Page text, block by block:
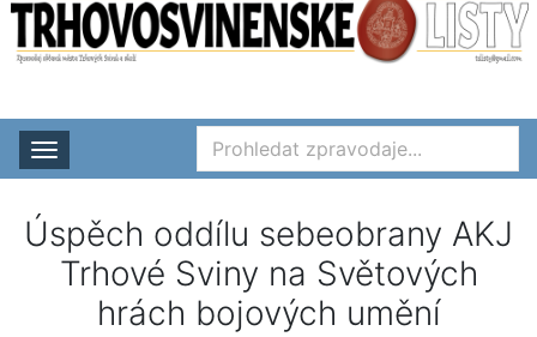
Rozbalit nabídku
Úspěch oddílu sebeobrany AKJ
Trhové Sviny na Světových
hrách bojových umění